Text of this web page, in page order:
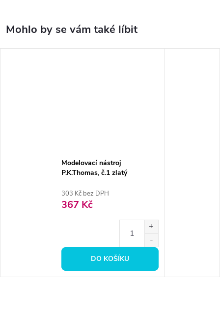
Modelovací nástroj
P.K.Thomas, č.1 zlatý
303 Kč bez DPH
367 Kč
DO KOŠÍKU